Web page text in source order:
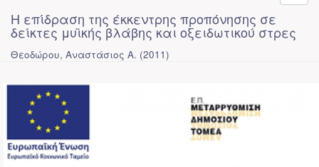
Η επίδραση της έκκεντρης προπόνησης σε
δείκτες μυϊκής βλάβης και οξειδωτικού στρες
Θεοδώρου, Αναστάσιος Α. (2011)